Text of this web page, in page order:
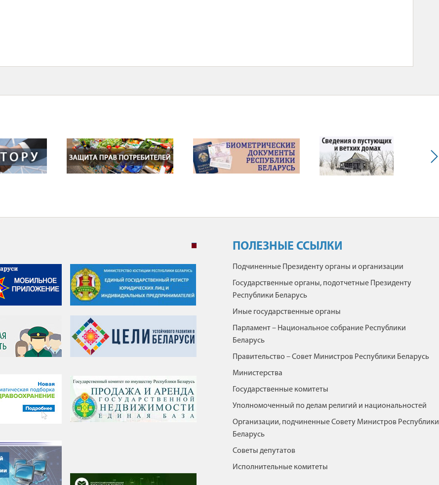
ПОЛЕЗНЫЕ ССЫЛКИ
Подчиненные Президенту органы и организации
Государственные органы, подотчетные Президенту
Республики Беларусь
Иные государственные органы
Парламент – Национальное собрание Республики
Беларусь
Правительство – Совет Министров Республики Беларусь
Министерства
Государственные комитеты
Уполномоченный по делам религий и национальностей
Организации, подчиненные Совету Министров Республики
Беларусь
Советы депутатов
Исполнительные комитеты